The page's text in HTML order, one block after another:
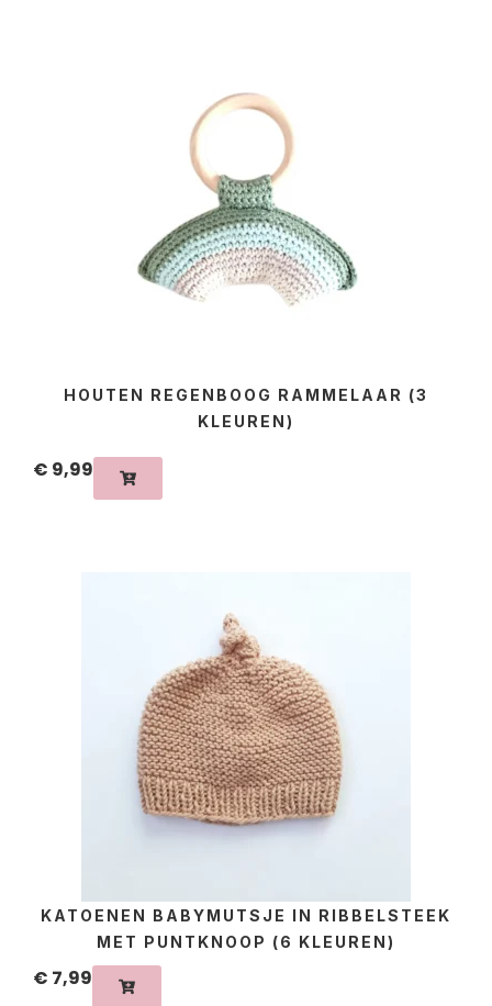
HOUTEN REGENBOOG RAMMELAAR (3
KLEUREN)
€ 9,99
KATOENEN BABYMUTSJE IN RIBBELSTEEK
MET PUNTKNOOP (6 KLEUREN)
€ 7,99